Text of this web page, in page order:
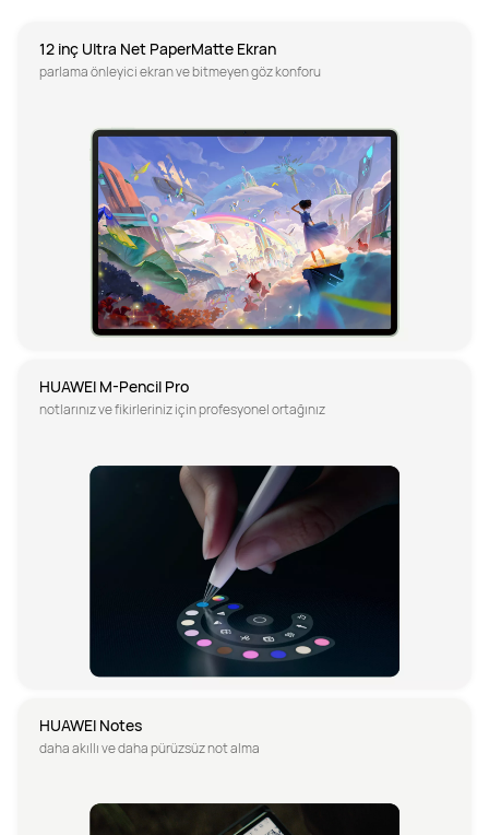
12 inç Ultra Net PaperMatte Ekran
parlama önleyici ekran ve bitmeyen göz konforu
HUAWEI M-Pencil Pro
notlarınız ve fikirleriniz için profesyonel ortağınız
HUAWEI Notes
daha akıllı ve daha pürüzsüz not alma